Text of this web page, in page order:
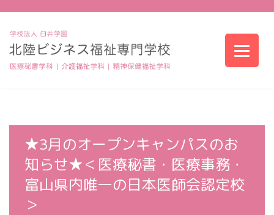
★3月のオープンキャンパスのお
知らせ★＜医療秘書・医療事務・
富山県内唯一の日本医師会認定校
＞